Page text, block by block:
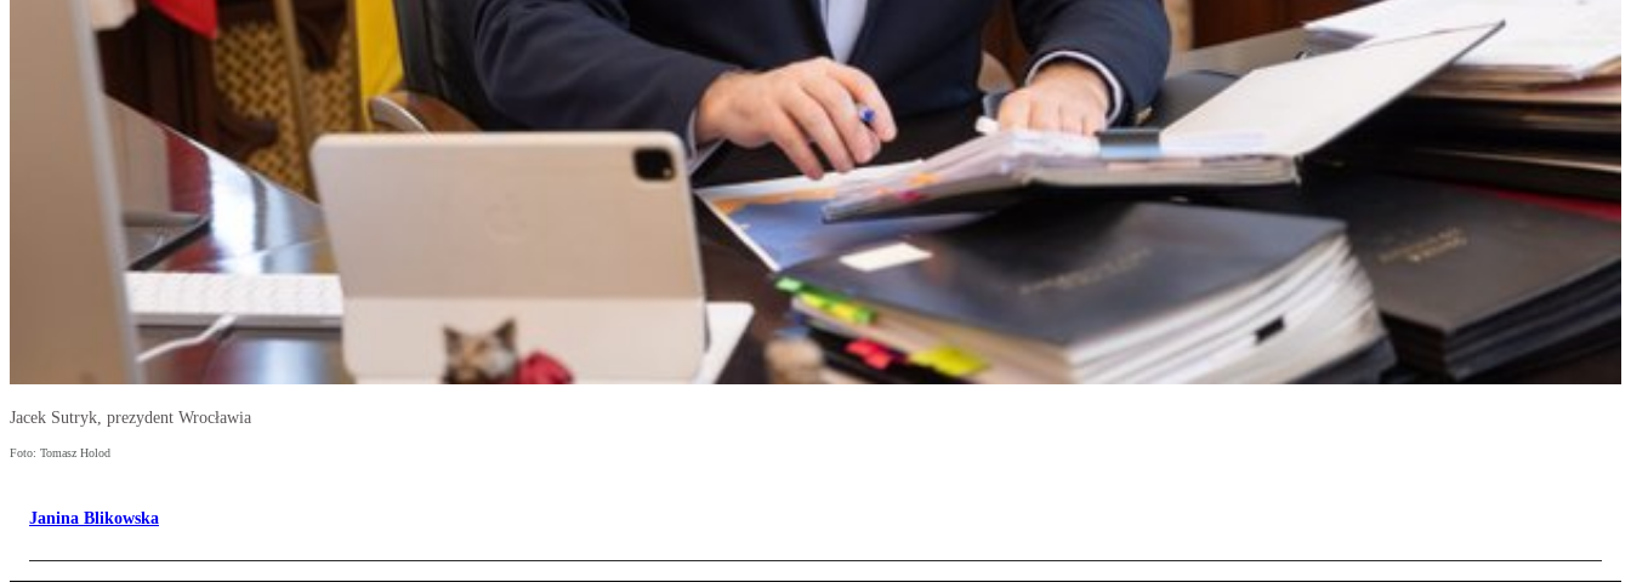
Jacek Sutryk, prezydent Wrocławia
Foto: Tomasz Holod
Janina Blikowska